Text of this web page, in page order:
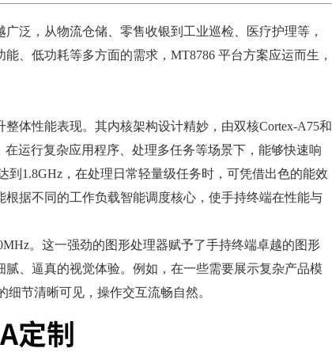
，从物流仓储、零售收银到工业巡检、医疗护理等，
、低功耗等多方面的需求，MT8786 平台方案应运而生，
体性能表现。其内核架构设计精妙，由双核Cortex-A75和
在运行复杂应用程序、处理多任务等场景下，能够快速响
到1.8GHz，在处理日常轻量级任务时，可凭借出色的能效
据不同的工作负载智能调度核心，使手持终端在性能与
。这一强劲的图形处理器赋予了手持终端卓越的图形
、逼真的视觉体验。例如，在一些需要展示复杂产品模
节清晰可见，操作交互流畅自然。